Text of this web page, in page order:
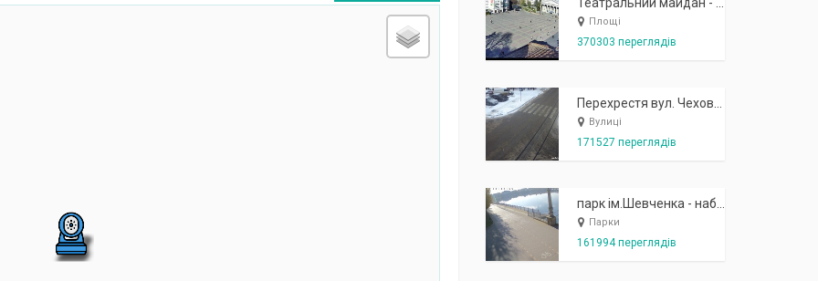
Площі
370303 переглядів
Вулиці
171527 переглядів
Парки
161994 переглядів